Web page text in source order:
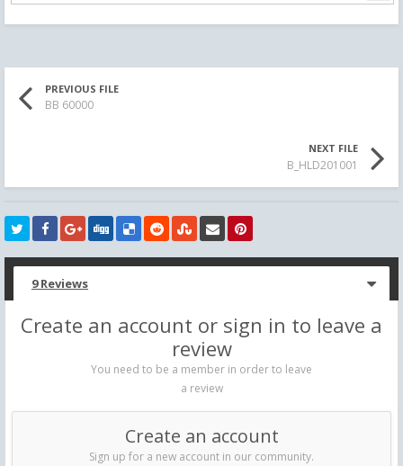
PREVIOUS FILE
BB 60000
NEXT FILE
B_HLD201001
9 Reviews
Create an account or sign in to leave a
review
You need to be a member in order to leave
a review
Create an account
Sign up for a new account in our community.